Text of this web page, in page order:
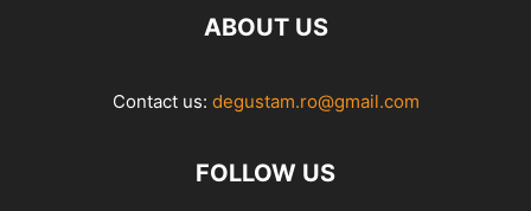
ABOUT US
Contact us: degustam.ro@gmail.com
FOLLOW US